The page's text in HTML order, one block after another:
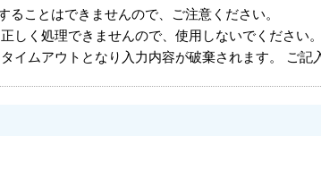
ることはできませんので、ご注意ください。
しく処理できませんので、使用しないでください。
イムアウトとなり入力内容が破棄されます。 ご記